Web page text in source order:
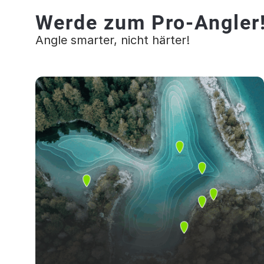
Werde zum Pro-
Angle smarter, nicht härter!